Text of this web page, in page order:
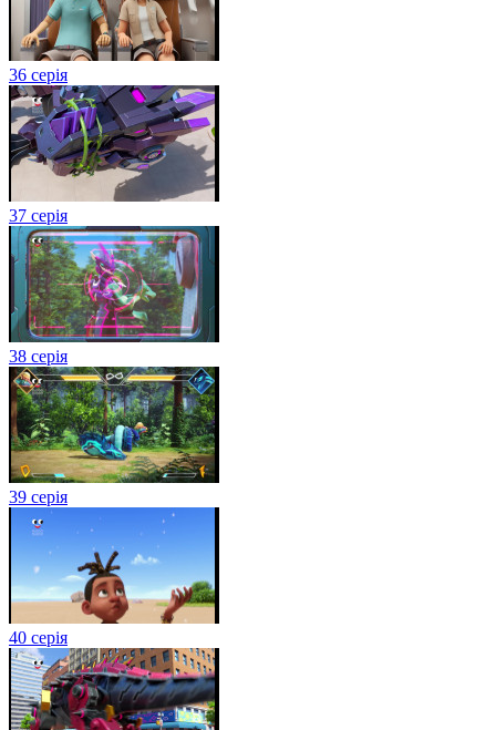
36 серія
37 серія
38 серія
39 серія
40 серія